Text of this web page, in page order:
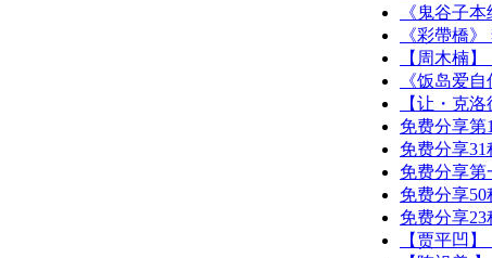
《鬼谷子本
《彩帶橋
【周木楠
《饭岛爱
【让・克
免费分享第
免费分享31
免费分享第
免费分享50
免费分享23
【贾平凹